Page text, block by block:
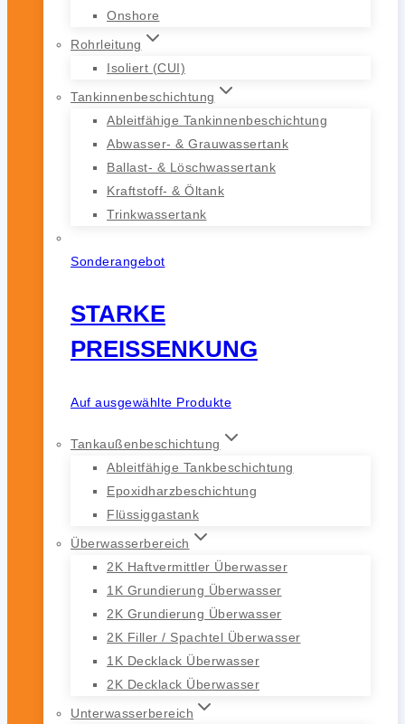
Onshore
Rohrleitung
Isoliert (CUI)
Tankinnenbeschichtung
Ableitfähige Tankinnenbeschichtung
Abwasser- & Grauwassertank
Ballast- & Löschwassertank
Kraftstoff- & Öltank
Trinkwassertank
Sonderangebot
STARKE
PREISSENKUNG
Auf ausgewählte Produkte
Tankaußenbeschichtung
Ableitfähige Tankbeschichtung
Epoxidharzbeschichtung
Flüssiggastank
Überwasserbereich
2K Haftvermittler Überwasser
1K Grundierung Überwasser
2K Grundierung Überwasser
2K Filler / Spachtel Überwasser
1K Decklack Überwasser
2K Decklack Überwasser
Unterwasserbereich